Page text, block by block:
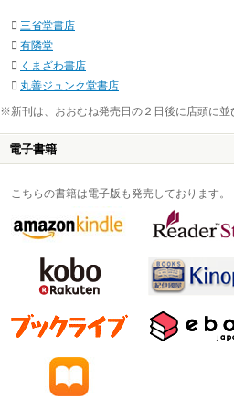
三省堂書店
有隣堂
くまざわ書店
丸善ジュンク堂書店
※新刊は、おおむね発売日の２日後に店頭に並
電子書籍
こちらの書籍は電子版も発売しております。